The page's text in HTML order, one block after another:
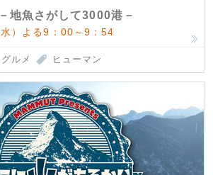
地魚さがして3000港－
）よる9：00～9：54
ルメ ヒューマン